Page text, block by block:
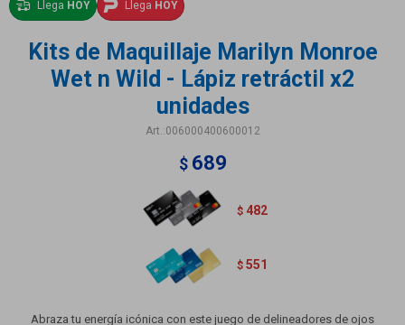
Llega HOY Llega HOY
Kits de Maquillaje Marilyn Monroe
Wet n Wild - Lápiz retráctil x2
unidades
006000400600012
$ 689
$ 482
$ 551
Abraza tu energía icónica con este juego de delineadores de ojos